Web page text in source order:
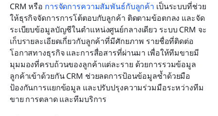
CRM หรือ การจัดการความสัมพันธ์กับลูกค้า เป็นระบบที่ช่วย
ให้ธุรกิจจัดการการโต้ตอบกับลูกค้า ติดตามข้อตกลง และจัด
ระเบียบข้อมูลบัญชีในตำแหน่งศูนย์กลางเดียว ระบบ CRM จะ
เก็บรายละเอียดเกี่ยวกับลูกค้าที่มีศักยภาพ รายชื่อที่ติดต่อ
โอกาสทางธุรกิจ และการสื่อสารที่ผ่านมา เพื่อให้ทีมขายมี
มุมมองที่ครบถ้วนของลูกค้าแต่ละราย ด้วยการรวมข้อมูล
ลูกค้าเข้าด้วยกัน CRM ช่วยลดการป้อนข้อมูลซ้ำด้วยมือ
ป้องกันการแยกข้อมูล และปรับปรุงความร่วมมือระหว่างทีม
ขาย การตลาด และทีมบริการ